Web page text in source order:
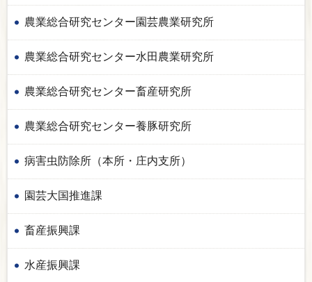
農業総合研究センター園芸農業研究所
農業総合研究センター水田農業研究所
農業総合研究センター畜産研究所
農業総合研究センター養豚研究所
病害虫防除所（本所・庄内支所）
園芸大国推進課
畜産振興課
水産振興課